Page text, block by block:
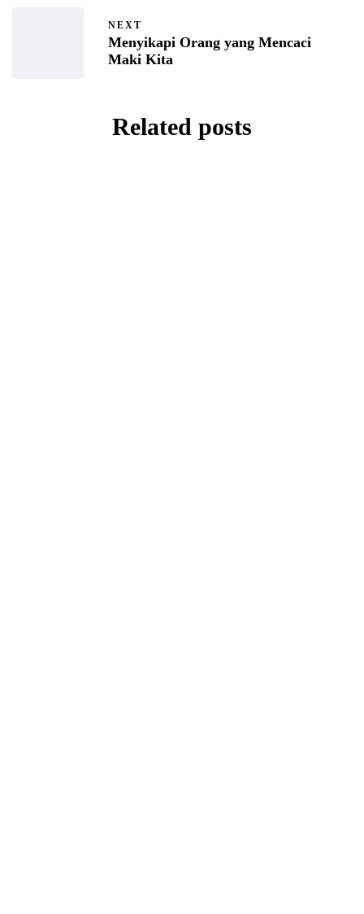
NEXT
Menyikapi Orang yang Mencaci
Maki Kita
Related posts